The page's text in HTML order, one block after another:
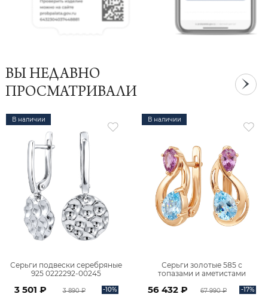
ВЫ НЕДАВНО
ПРОСМАТРИВАЛИ
В наличии
Серьги подвески серебряные
925 0222292-00245
3 501 ₽ 3 890 ₽ -10%
В наличии
Серьги золотые 585 с
топазами и аметистами
56 432 ₽ 67 990 ₽ -17%